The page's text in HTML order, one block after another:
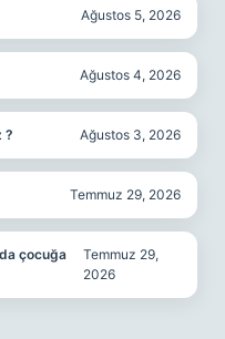
Ağustos 5, 2026
Ağustos 4, 2026
? Ağustos 3, 2026
Temmuz 29, 2026
çocuğa
Temmuz 29,
2026